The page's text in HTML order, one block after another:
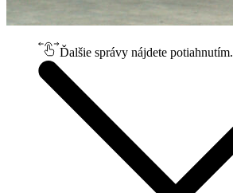
Ďalšie správy nájdete potiahnutím.